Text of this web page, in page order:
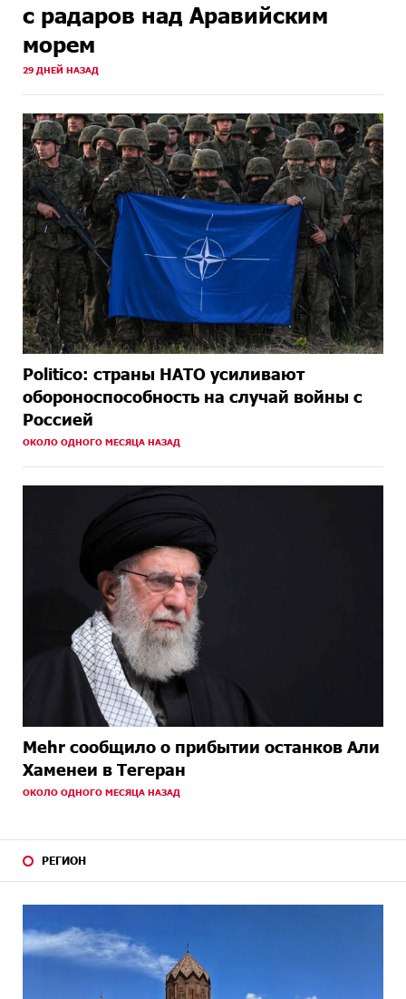
с радаров над Аравийским
морем
29 ДНЕЙ НАЗАД
Politico: страны НАТО усиливают
обороноспособность на случай войны с
Россией
ОКОЛО ОДНОГО МЕСЯЦА НАЗАД
Mehr сообщило о прибытии останков Али
Хаменеи в Тегеран
ОКОЛО ОДНОГО МЕСЯЦА НАЗАД
РЕГИОН